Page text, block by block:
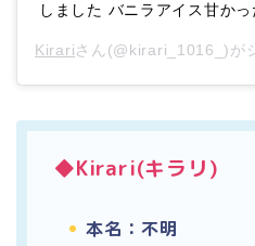
しました バニラアイス甘かっ
Kirariさん(@kirari_1016_)が
◆Kirari(キラリ)
本名：不明